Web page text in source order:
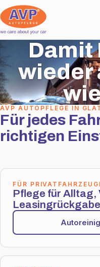
Damit
wieder
AVP AUTOPFLEGE IN
Für jedes
richtigen
FÜR
Pflege für Alltag,